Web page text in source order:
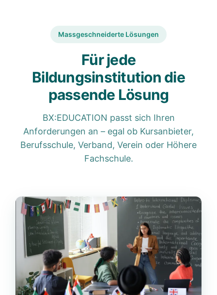
Massgeschneiderte Lösungen
Für jede
Bildungsinstitution die
passende Lösung
BX:EDUCATION passt sich Ihren
Anforderungen an – egal ob Kursanbieter,
Berufsschule, Verband, Verein oder Höhere
Fachschule.